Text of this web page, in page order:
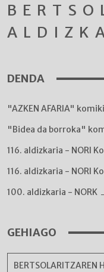
DENDA
"AZKEN AFARIA"
"Bidea da borroka"
116. aldizkaria - NORI
116. aldizkaria - NORI
100. aldizkaria - NORK
GEHIAGO
BERTSOLARITZAREN